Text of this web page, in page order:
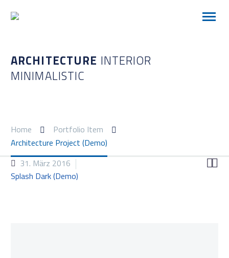
ARCHITECTURE INTERIOR
MINIMALISTIC
Home
Portfolio Item
Architecture Project (Demo)

31. März 2016
Splash Dark (Demo)